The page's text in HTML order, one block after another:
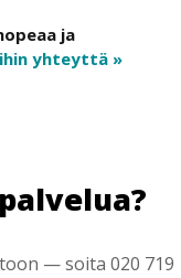
ja
yhteyttä »
— soita 020 719